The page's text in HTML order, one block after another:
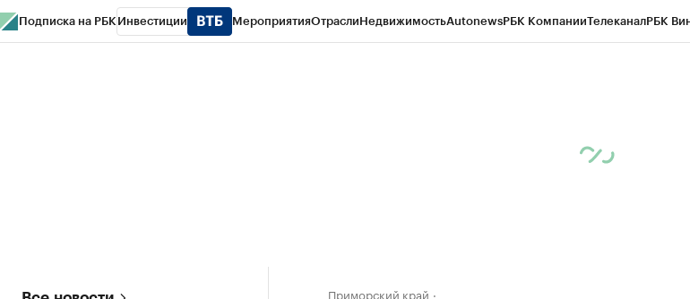
Подписка на РБК Инвестиции МероприятияОтраслиНедвижимостьAutonewsРБК КомпанииТелеканалРБК
Приморский край